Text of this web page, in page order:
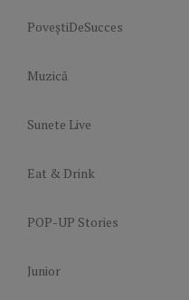
PoveștiDeSucces
Muzică
Sunete Live
Eat & Drink
POP-UP Stories
Junior